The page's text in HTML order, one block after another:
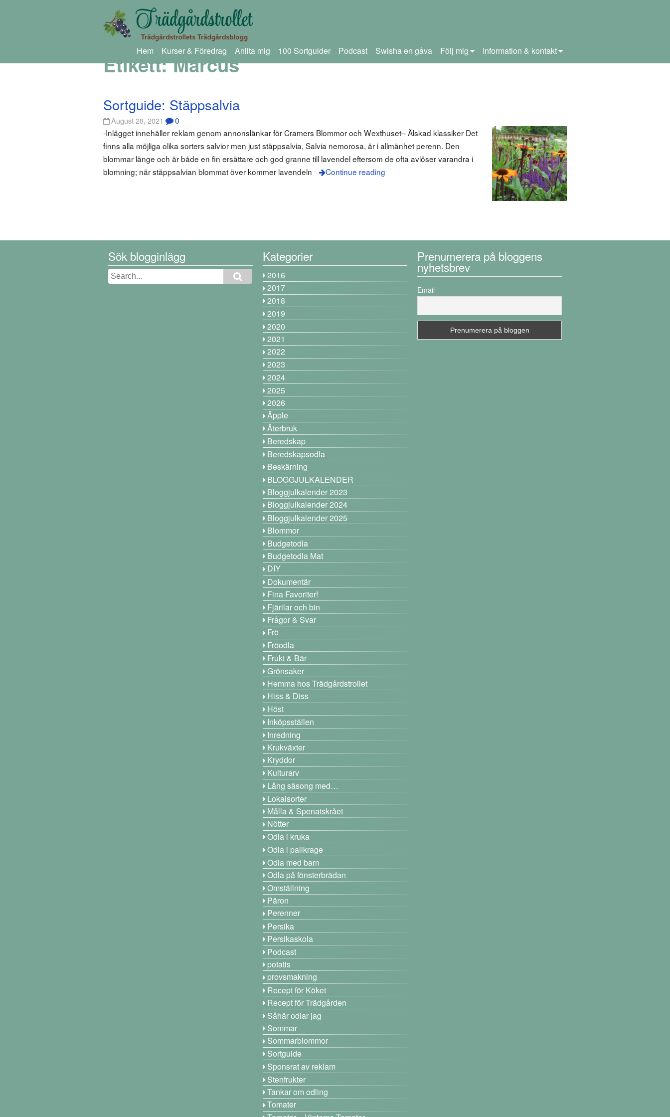
Hem Kurser & Föredrag Anlita mig 100 Sortguider Podcast Swisha en gåva Följ mig Information & kontakt
Etikett:Marcus
Sortguide: Stäppsalvia
August 28, 2021 0
-Inlägget innehåller reklam genom annonslänkar för Cramers Blommor och Wexthuset– Älskad klassiker Det
finns alla möjliga olika sorters salvior men just stäppsalvia, Salvia nemorosa, är i allmänhet perenn. Den
blommar länge och är både en fin ersättare och god granne till lavendel eftersom de ofta avlöser varandra i
blomning; när stäppsalvian blommat över kommer lavendeln
Continue reading
Sök blogginlägg Kategorier
2016
2017
2018
2019
2020
2021
2022
2023
2024
2025
2026
Äpple
Återbruk
Beredskap
Beredskapsodla
Beskärning
BLOGGJULKALENDER
Bloggjulkalender 2023
Bloggjulkalender 2024
Bloggjulkalender 2025
Blommor
Budgetodla
Budgetodla Mat
DIY
Dokumentär
Fina Favoriter!
Fjärilar och bin
Frågor & Svar
Frö
Fröodla
Frukt & Bär
Grönsaker
Hemma hos Trädgårdstrollet
Hiss & Diss
Höst
Inköpsställen
Inredning
Krukväxter
Kryddor
Kulturarv
Lång säsong med…
Lokalsorter
Målla & Spenatskrået
Nötter
Odla i kruka
Odla i pallkrage
Odla med barn
Odla på fönsterbrädan
Omställning
Päron
Perenner
Persika
Persikaskola
Podcast
potatis
provsmakning
Recept för Köket
Recept för Trädgården
Såhär odlar jag
Sommar
Sommarblommor
Sortguide
Sponsrat av reklam
Stenfrukter
Tankar om odling
Tomater
Prenumerera på bloggens
nyhetsbrev
Email